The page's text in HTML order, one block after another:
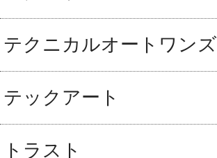
テクニカルオートワンズ
テックアート
トラスト